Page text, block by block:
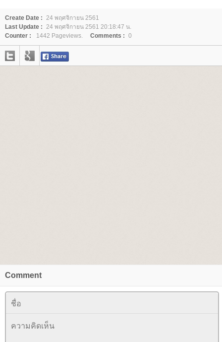
Create Date : 24 พฤศจิกายน 2561
Last Update : 24 พฤศจิกายน 2561 20:18:47 น.
Counter :
1442 Pageviews. Comments : 0
Comment